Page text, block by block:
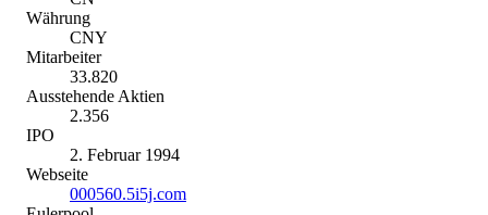
Währung
CNY
Mitarbeiter
33.820
Ausstehende Aktien
2.356
IPO
2. Februar 1994
Webseite
000560.5i5j.com